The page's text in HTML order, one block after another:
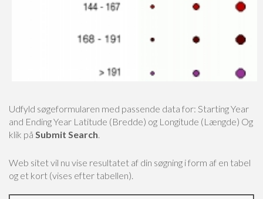
Udfyld søgeformularen med passende data for: Starting Year
and Ending Year Latitude (Bredde) og Longitude (Længde) Og
klik på Submit Search
Web sitet vil nu vise resultatet af din søgning i form af en tabel
og et kort (vises efter tabellen).